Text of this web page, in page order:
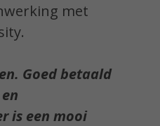
met
Goed betaald
is een mooi